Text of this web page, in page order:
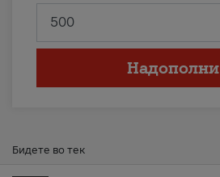
Надополни
Бидете во тек